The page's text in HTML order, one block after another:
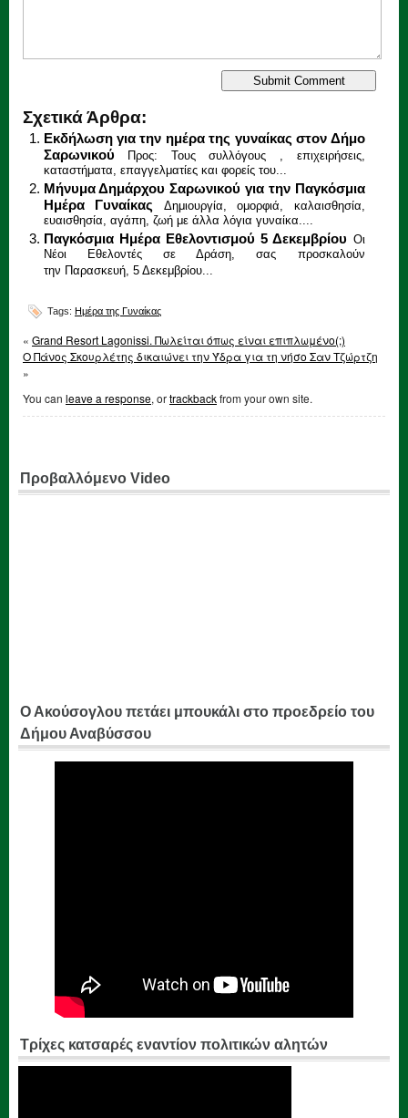
Σχετικά Άρθρα:
Eκδήλωση για την ημέρα της γυναίκας στον Δήμο
Σαρωνικού
Προς: Τους συλλόγους , επιχειρήσεις,
καταστήματα, επαγγελματίες και φορείς του...
Μήνυμα Δημάρχου Σαρωνικού για την Παγκόσμια
Ημέρα Γυναίκας
Δημιουργία, ομορφιά, καλαισθησία,
ευαισθησία, αγάπη, ζωή με άλλα λόγια γυναίκα....
Παγκόσμια Ημέρα Εθελοντισμού 5 Δεκεμβρίου Οι
Νέοι Εθελοντές σε Δράση, σας προσκαλούν
την Παρασκευή, 5 Δεκεμβρίου...
Tags: Ημέρα της Γυναίκας
« Grand Resort Lagonissi. Πωλείται όπως είναι επιπλωμένο(;)
Ο Πάνος Σκουρλέτης δικαιώνει την Ύδρα για τη νήσο Σαν Τζώρτζη
»
You can leave a response, ortrackbackfrom your own site.
Προβαλλόμενο Video
Ο Ακούσογλου πετάει μπουκάλι στο προεδρείο του
Δήμου Αναβύσσου
Τρίχες κατσαρές εναντίον πολιτικών αλητών